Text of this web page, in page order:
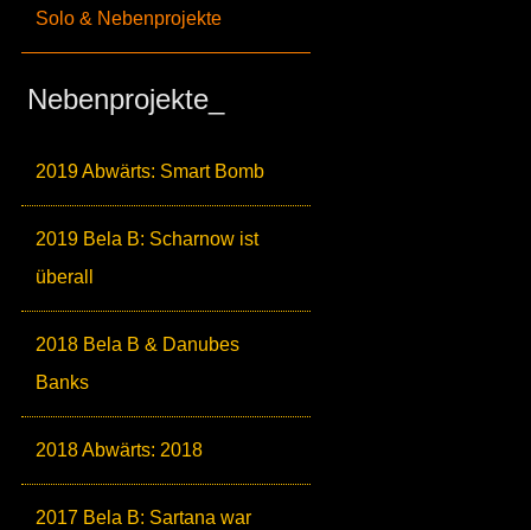
Solo & Nebenprojekte
Nebenprojekte_
2019 Abwärts: Smart Bomb
2019 Bela B: Scharnow ist
überall
2018 Bela B & Danubes
Banks
2018 Abwärts: 2018
2017 Bela B: Sartana war